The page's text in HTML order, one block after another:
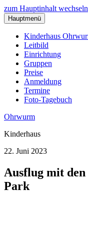
zum Hauptinhalt wechseln
Hauptmenü
Kinderhaus
Leitbild
Einrichtung
Gruppen
Preise
Anmeldung
Termine
Foto-Tagebuch
Ohrwurm
Kinderhaus
22. Juni 2023
Ausflug mit
Park